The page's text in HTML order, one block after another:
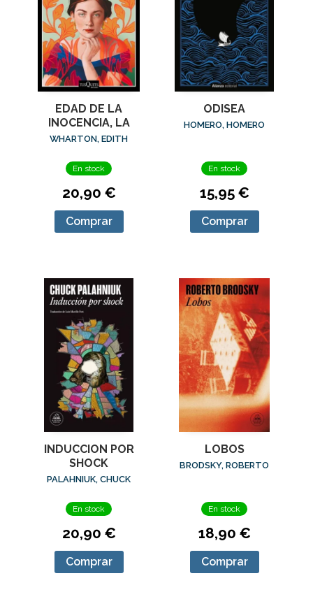
EDAD DE LA
INOCENCIA, LA
WHARTON, EDITH
En stock
20,90 €
Comprar
ODISEA
HOMERO, HOMERO
En stock
15,95 €
Comprar
INDUCCION POR
SHOCK
PALAHNIUK, CHUCK
En stock
20,90 €
Comprar
LOBOS
BRODSKY, ROBERTO
En stock
18,90 €
Comprar